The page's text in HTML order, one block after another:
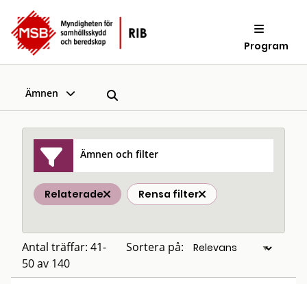
Program
Ämnen
Ämnen och filter
Relaterade Rensa filter
Antal träffar: 41-
50 av 140
Sortera på: